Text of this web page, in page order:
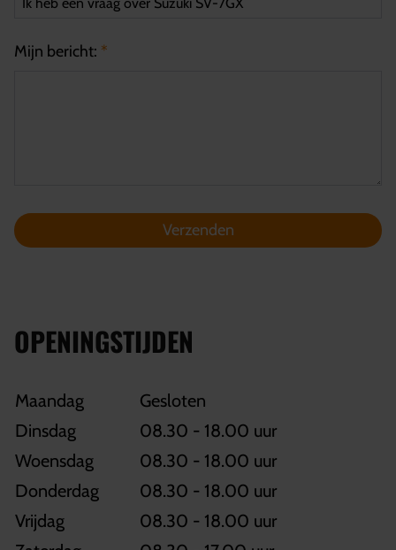
Mijn bericht: *
Verzenden
OPENINGSTIJDEN
Maandag
Gesloten
Dinsdag
08.30 - 18.00 uur
Woensdag
08.30 - 18.00 uur
Donderdag
08.30 - 18.00 uur
Vrijdag
08.30 - 18.00 uur